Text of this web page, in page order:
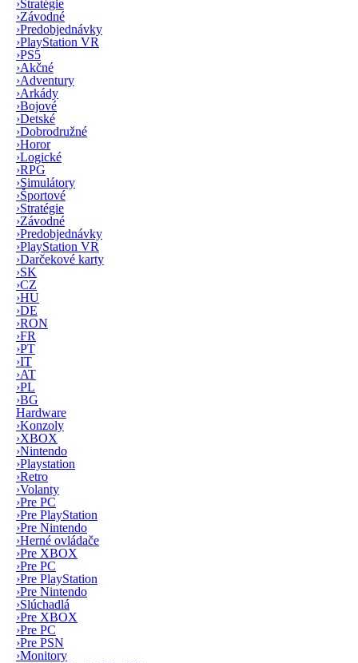
›Stratégie
›Závodné
›Predobjednávky
›PlayStation VR
›PS5
›Akčné
›Adventury
›Arkády
›Bojové
›Detské
›Dobrodružné
›Horor
›Logické
›RPG
›Simulátory
›Športové
›Stratégie
›Závodné
›Predobjednávky
›PlayStation VR
›Darčekové karty
›SK
›CZ
›HU
›DE
›RON
›FR
›PT
›IT
›AT
›PL
›BG
Hardware
›Konzoly
›XBOX
›Nintendo
›Playstation
›Retro
›Volanty
›Pre PC
›Pre PlayStation
›Pre Nintendo
›Herné ovládače
›Pre XBOX
›Pre PC
›Pre PlayStation
›Pre Nintendo
›Slúchadlá
›Pre XBOX
›Pre PC
›Pre PSN
›Monitory